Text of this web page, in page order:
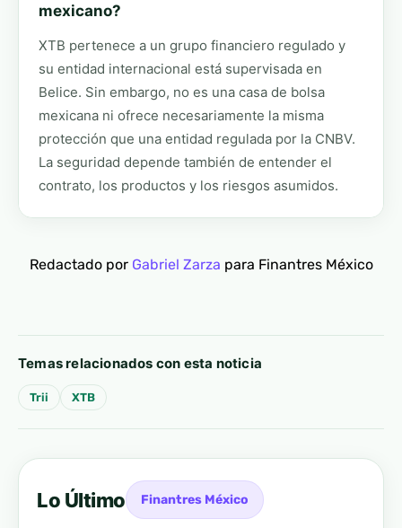
mexicano?
XTB pertenece a un grupo financiero regulado y
su entidad internacional está supervisada en
Belice. Sin embargo, no es una casa de bolsa
mexicana ni ofrece necesariamente la misma
protección que una entidad regulada por la CNBV.
La seguridad depende también de entender el
contrato, los productos y los riesgos asumidos.
Redactado por Gabriel Zarza para Finantres México
Temas relacionados con esta noticia
Trii XTB
Lo Último Finantres México